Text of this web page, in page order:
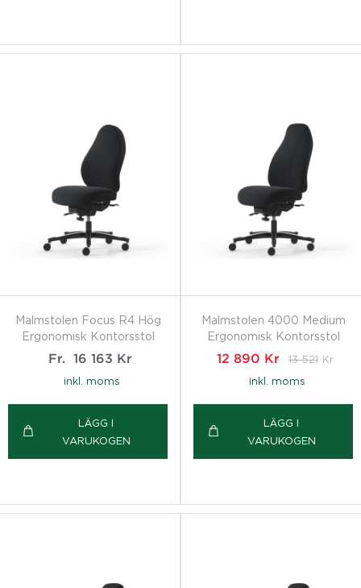
Malmstolen Focus R4 Hög
Ergonomisk Kontorsstol
Fr.
16 163 Kr
inkl. moms
LÄGG I
VARUKOGEN
Malmstolen 4000 Medium
Ergonomisk Kontorsstol
12 890 Kr 13 521 Kr
inkl. moms
LÄGG I
VARUKOGEN